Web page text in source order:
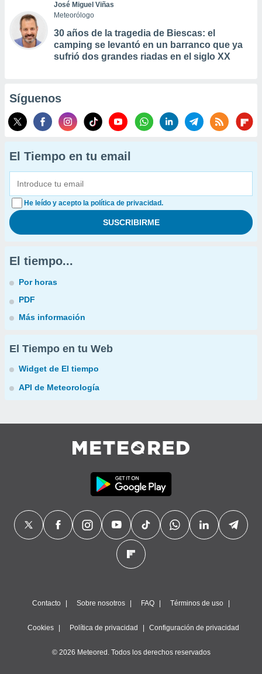
José Miguel Viñas
Meteorólogo
30 años de la tragedia de Biescas: el
camping se levantó en un barranco que ya
sufrió dos grandes riadas en el siglo XX
Síguenos
El Tiempo en tu email
He leído y acepto la política de privacidad.
El tiempo...
Por horas
PDF
Más información
El Tiempo en tu Web
Widget de El tiempo
API de Meteorología
Contacto Sobre nosotros FAQ Términos de uso
Cookies Política de privacidad Configuración de privacidad
© 2026 Meteored. Todos los derechos reservados